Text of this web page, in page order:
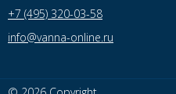
+7 (495) 320-03-58
info@vanna-online.ru